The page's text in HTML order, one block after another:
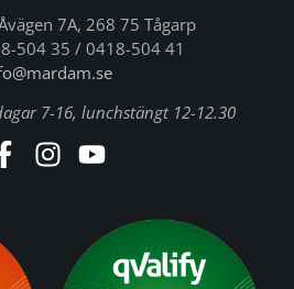
7A, 268 75 Tågarp
504 35 / 0418-504 41
7-16, lunchstängt 12-12.30